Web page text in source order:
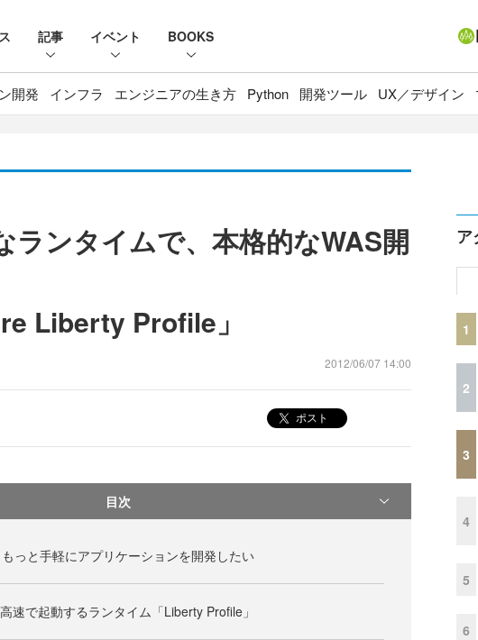
記事 イベント BOOKS
開発 インフラ エンジニアの生き方 Python 開発ツール UX／デザイン
ランタイムで、本格的なWAS開
Liberty Profile」
2012/06/07 14:00
ポスト
目次
っと手軽にアプリケーションを開発したい
速で起動するランタイム「Liberty Profile」
ア
1
2
3
4
5
6